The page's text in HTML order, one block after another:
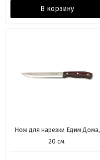
В корзину
Нож для нарезки Едим Дома,
20 см.